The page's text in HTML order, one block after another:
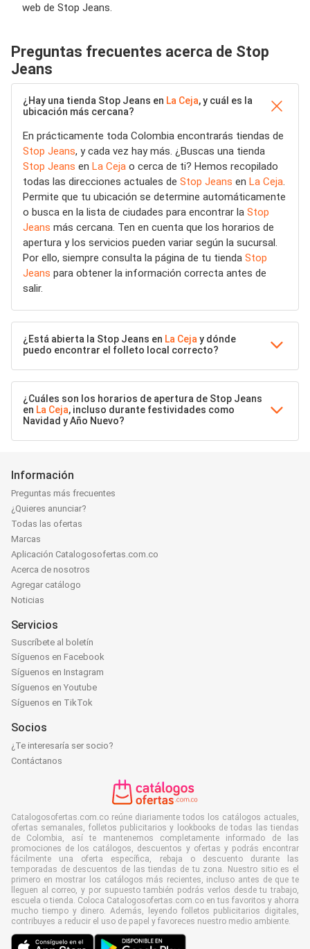
web de Stop Jeans.
Preguntas frecuentes acerca de Stop
Jeans
¿Hay una tienda Stop Jeans en La Ceja, y cuál es la
ubicación más cercana?
En prácticamente toda Colombia encontrarás tiendas de
Stop Jeans, y cada vez hay más. ¿Buscas una tienda
Stop Jeans en La Ceja o cerca de ti? Hemos recopilado
todas las direcciones actuales de Stop Jeans en La Ceja.
Permite que tu ubicación se determine automáticamente
o busca en la lista de ciudades para encontrar la Stop
Jeans más cercana. Ten en cuenta que los horarios de
apertura y los servicios pueden variar según la sucursal.
Por ello, siempre consulta la página de tu tienda Stop
Jeans para obtener la información correcta antes de
salir.
¿Está abierta la Stop Jeans en La Ceja y dónde
puedo encontrar el folleto local correcto?
¿Cuáles son los horarios de apertura de Stop Jeans
en La Ceja, incluso durante festividades como
Navidad y Año Nuevo?
Información
Preguntas más frecuentes
¿Quieres anunciar?
Todas las ofertas
Marcas
Aplicación Catalogosofertas.com.co
Acerca de nosotros
Agregar catálogo
Noticias
Servicios
Suscríbete al boletín
Síguenos en Facebook
Síguenos en Instagram
Síguenos en Youtube
Síguenos en TikTok
Socios
¿Te interesaría ser socio?
Contáctanos
Catalogosofertas.com.co reúne diariamente todos los catálogos actuales,
ofertas semanales, folletos publicitarios y lookbooks de todas las tiendas
de Colombia, así te mantenemos completamente informado de las
promociones de los catálogos, descuentos y ofertas y podrás encontrar
fácilmente una oferta específica, rebaja o descuento durante las
temporadas de descuentos de las tiendas de tu zona. Nuestro sitio es el
primero en mostrar los catálogos más recientes, incluso antes de que te
lleguen al correo, y por supuesto también podrás verlos desde tu trabajo,
escuela o tienda. Coloca Catalogosofertas.com.co en tus favoritos y ahorra
mucho tiempo y dinero. Además, leyendo folletos publicitarios digitales,
contribuyes a reducir el uso de papel y favoreces nuestro medio ambiente.